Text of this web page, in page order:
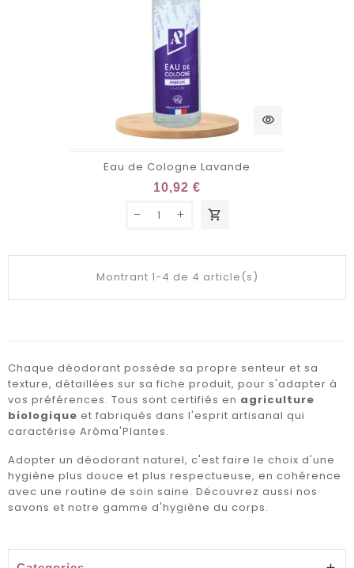
visibility
Eau de Cologne Lavande
10,92 €
shopping_cart
Montrant 1-4 de 4 article(s)
Chaque déodorant possède sa propre senteur et sa
texture, détaillées sur sa fiche produit, pour s'adapter à
vos préférences. Tous sont certifiés en agriculture
biologique et fabriqués dans l'esprit artisanal qui
caractérise Arôma'Plantes.
Adopter un déodorant naturel, c'est faire le choix d'une
hygiène plus douce et plus respectueuse, en cohérence
avec une routine de soin saine. Découvrez aussi nos
savons et notre gamme d'hygiène du corps.